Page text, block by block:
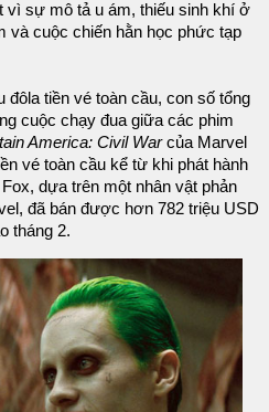
vì sự mô tả u ám, thiếu sinh khí ở
và cuộc chiến hằn học phức tạp
đôla tiền vé toàn cầu, con số tổng
cuộc chạy đua giữa các phim
America: Civil Warcủa Marvel
vé toàn cầu kể từ khi phát hành
dựa trên một nhân vật phản
đã bán được hơn 782 triệu USD
tháng 2.